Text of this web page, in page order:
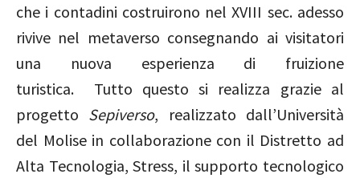
che i contadini costruirono nel XVIII sec. adesso
rivive nel metaverso consegnando ai visitatori
una nuova esperienza di fruizione
turistica. Tutto questo si realizza grazie al
progetto Sepiverso, realizzato dall’Università
del Molise in collaborazione con il Distretto ad
Alta Tecnologia, Stress, il supporto tecnologico